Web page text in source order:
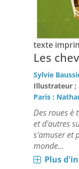
texte
Les
Sylvie
Illustrateur ;
Paris :
Des roues è
et d'autres
s'amuser et
monde...
Plus